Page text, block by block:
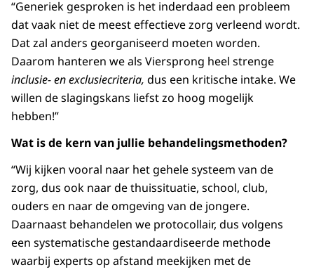
“Generiek gesproken is het inderdaad een probleem
dat vaak niet de meest effectieve zorg verleend wordt.
Dat zal anders georganiseerd moeten worden.
Daarom hanteren we als Viersprong heel strenge
inclusie- enexclusiecriteria, dus een kritische intake. We
willen de slagingskans liefst zo hoog mogelijk
hebben!”
Wat is de kern van jullie behandelingsmethoden?
“Wij kijken vooral naar het gehele systeem van de
zorg, dus ook naar de thuissituatie, school, club,
ouders en naar de omgeving van de jongere.
Daarnaast behandelen we protocollair, dus volgens
een systematische gestandaardiseerde methode
waarbij experts op afstand meekijken met de